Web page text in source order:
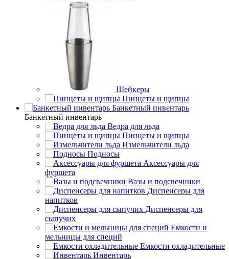
Шейкеры
Пинцеты и щипцы
Банкетный инвентарь
Банкетный инвентарь
Ведра для льда
Пинцеты и щипцы
Измельчители льда
Подносы
Аксессуары для
фуршета
Вазы и подсвечники
Диспенсеры для
напитков
Диспенсеры для
сыпучих
Емкости и
мельницы для специй
Емкости охладительные
Инвентарь